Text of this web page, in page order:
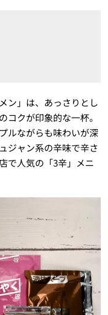
ン」は、あっさりとし
コクが印象的な一杯。
ルながらも味わいが深
ジャン系の辛味で辛さ
で人気の「3辛」メニ